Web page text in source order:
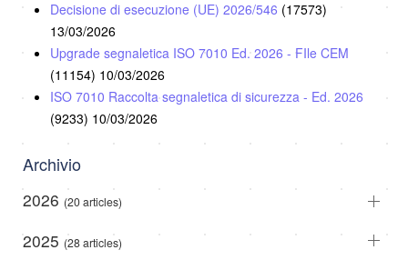
Decisione di esecuzione (UE) 2026/546 (17573)
13/03/2026
Upgrade segnaletica ISO 7010 Ed. 2026 - FIle CEM
(11154) 10/03/2026
ISO 7010 Raccolta segnaletica di sicurezza - Ed. 2026
(9233) 10/03/2026
Archivio
2026 (20 articles)
2025 (28 articles)